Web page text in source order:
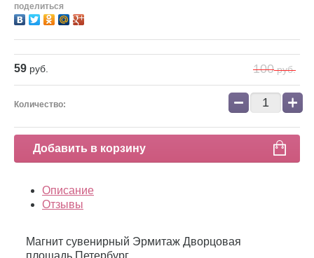
поделиться
59 руб. 100руб.
Количество: − +
Добавить в корзину
Описание
Отзывы
Магнит сувенирный Эрмитаж Дворцовая
площадь Петербург